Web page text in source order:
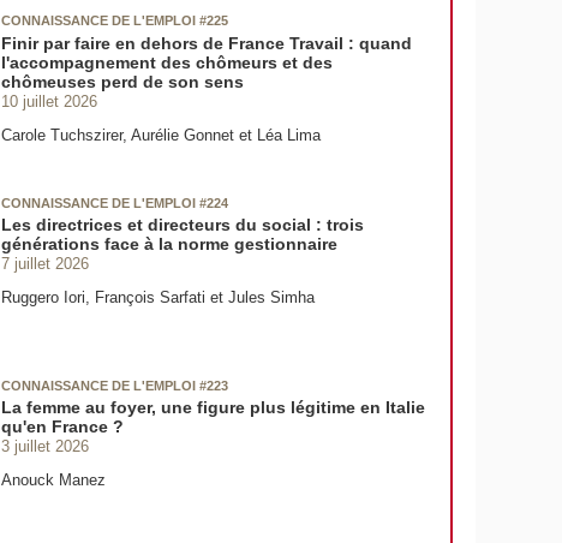
CONNAISSANCE DE L'EMPLOI #225
Finir par faire en dehors de France Travail : quand
l'accompagnement des chômeurs et des
chômeuses perd de son sens
10 juillet 2026
Carole Tuchszirer, Aurélie Gonnet et Léa Lima
CONNAISSANCE DE L'EMPLOI #224
Les directrices et directeurs du social : trois
générations face à la norme gestionnaire
7 juillet 2026
Ruggero Iori, François Sarfati et Jules Simha
CONNAISSANCE DE L'EMPLOI #223
La femme au foyer, une figure plus légitime en Italie
qu'en France ?
3 juillet 2026
Anouck Manez